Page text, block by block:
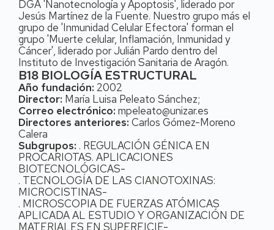
DGA 'Nanotecnología y Apoptosis', liderado por
Jesús Martínez de la Fuente. Nuestro grupo más el
grupo de 'Inmunidad Celular Efectora' forman el
grupo 'Muerte celular, Inflamación, Inmunidad y
Cáncer', liderado por Julián Pardo dentro del
Instituto de Investigación Sanitaria de Aragón.
B18 BIOLOGÍA ESTRUCTURAL
Año fundación: 2002
Director: María Luisa Peleato Sánchez;
Correo electrónico: mpeleato@unizar.es
Directores anteriores: Carlos Gómez-Moreno
Calera
Subgrupos: . REGULACIÓN GÉNICA EN
PROCARIOTAS. APLICACIONES
BIOTECNOLÓGICAS-
. TECNOLOGÍA DE LAS CIANOTOXINAS:
MICROCISTINAS-
. MICROSCOPIA DE FUERZAS ATÓMICAS
APLICADA AL ESTUDIO Y ORGANIZACIÓN DE
MATERIALES EN SUPERFICIE-